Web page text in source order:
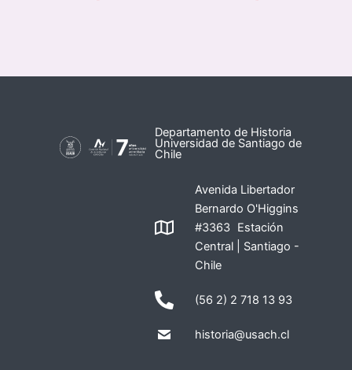
Departamento de Historia
Universidad de Santiago de
Chile
Avenida Libertador
Bernardo O'Higgins
#3363 Estación
Central | Santiago -
Chile
(56 2) 2 718 13 93
historia@usach.cl